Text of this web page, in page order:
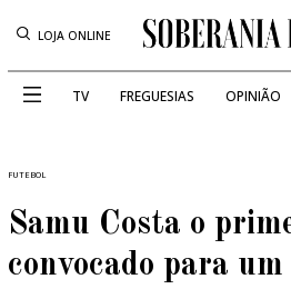
LOJA ONLINE
TV FREGUESIAS OPINIÃO
FUTEBOL
Samu Costa o
convocado para